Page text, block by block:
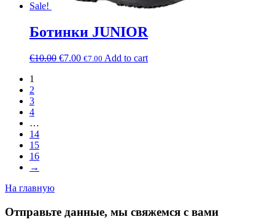
Sale!
Ботинки JUNIOR
€10.00 €7.00 €7.00 Add to cart
1
2
3
4
…
14
15
16
→
На главную
Отправьте данные, мы свяжемся с вами